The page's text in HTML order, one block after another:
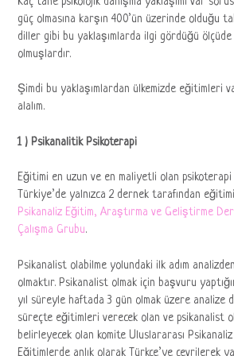
güç olmasına karşın 400’ün üzerinde olduğu
diller gibi bu yaklaşımlarda ilgi gördüğü
olmuşlardır.
Şimdi bu yaklaşımlardan ülkemizde eğitimleri
alalım.
1 ) Psikanalitik Psikoterapi
Eğitimi en uzun ve en maliyetli olan psikoterapi
Türkiye’de yalnızca 2 dernek tarafından
Psikanaliz Eğitim, Araştırma ve Geliştirme
Çalışma Grubu.
Psikanalist olabilme yolundaki ilk adım
olmaktır. Psikanalist olmak için başvuru
yıl süreyle haftada 3 gün olmak üzere analize
süreçte eğitimleri verecek olan ve psikanalist
belirleyecek olan komite Uluslararası
Eğitimlerde anlık olarak Türkçe’ye çevrilerek